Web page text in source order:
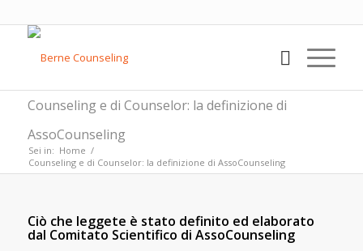
Counseling e di Counselor: la definizione di
AssoCounseling
Sei in: Home /
Counseling e di Counselor: la definizione di AssoCounseling
Ciò che leggete è stato definito ed elaborato
dal Comitato Scientifico di AssoCounseling